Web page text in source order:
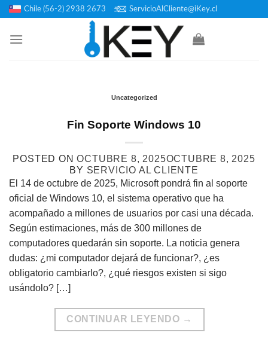
Saltar
contenido
Chile (56-2) 2938 2673 ServicioAlCliente@iKey.cl
Uncategorized
Fin Soporte Windows 10
POSTED ONOCTUBRE 8, 2025OCTUBRE 8, 2025
BY SERVICIO AL CLIENTE
El 14 de octubre de 2025, Microsoft pondrá fin al soporte
oficial de Windows 10, el sistema operativo que ha
acompañado a millones de usuarios por casi una década.
Según estimaciones, más de 300 millones de
computadores quedarán sin soporte. La noticia genera
dudas: ¿mi computador dejará de funcionar?, ¿es
obligatorio cambiarlo?, ¿qué riesgos existen si sigo
usándolo? […]
CONTINUAR LEYENDO →